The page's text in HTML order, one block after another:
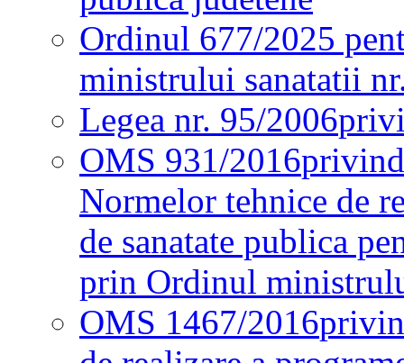
Ordinul 677/2025
ministrului sanatatii
Legea nr. 95/2006
OMS 931/2016
Normelor tehnice de
de sanatate publica
prin Ordinul
OMS 1467/2016